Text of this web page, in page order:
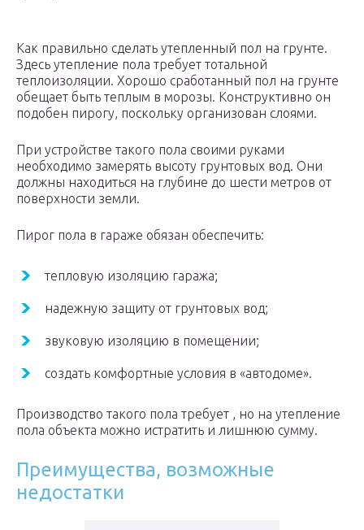
Как правильно сделать утепленный пол на грунте.
Здесь утепление пола требует тотальной
теплоизоляции. Хорошо сработанный пол на грунте
обещает быть теплым в морозы. Конструктивно он
подобен пирогу, поскольку организован слоями.
При устройстве такого пола своими руками
необходимо замерять высоту грунтовых вод. Они
должны находиться на глубине до шести метров от
поверхности земли.
Пирог пола в гараже обязан обеспечить:
тепловую изоляцию гаража;
надежную защиту от грунтовых вод;
звуковую изоляцию в помещении;
создать комфортные условия в «автодоме».
Производство такого пола требует , но на утепление
пола объекта можно истратить и лишнюю сумму.
Преимущества, возможные
недостатки